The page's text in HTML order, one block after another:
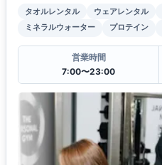
タオルレンタル ウェアレンタル
ミネラルウォーター
プロテイン
営業時間
7:00〜23:00